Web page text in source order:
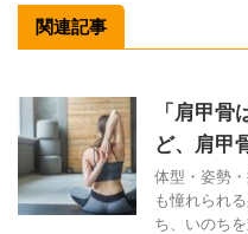
関連記事
「肩甲
ど、肩甲
体型・姿勢
も憧れられ
ち、いのち